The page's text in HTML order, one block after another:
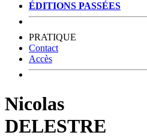
ÉDITIONS PASSÉES
PRATIQUE
Contact
Accès
Nicolas
DELESTRE